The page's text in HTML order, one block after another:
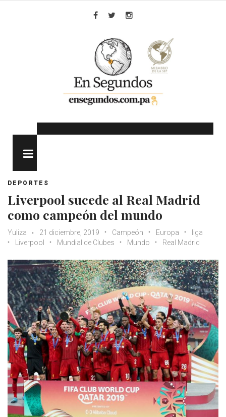
DEPORTES
Liverpool sucede al Real Madrid
como campeón del mundo
Yuliza 21 diciembre, 2019 Campeón Europa
liga
Liverpool
Mundial de Clubes Mundo Real Madrid